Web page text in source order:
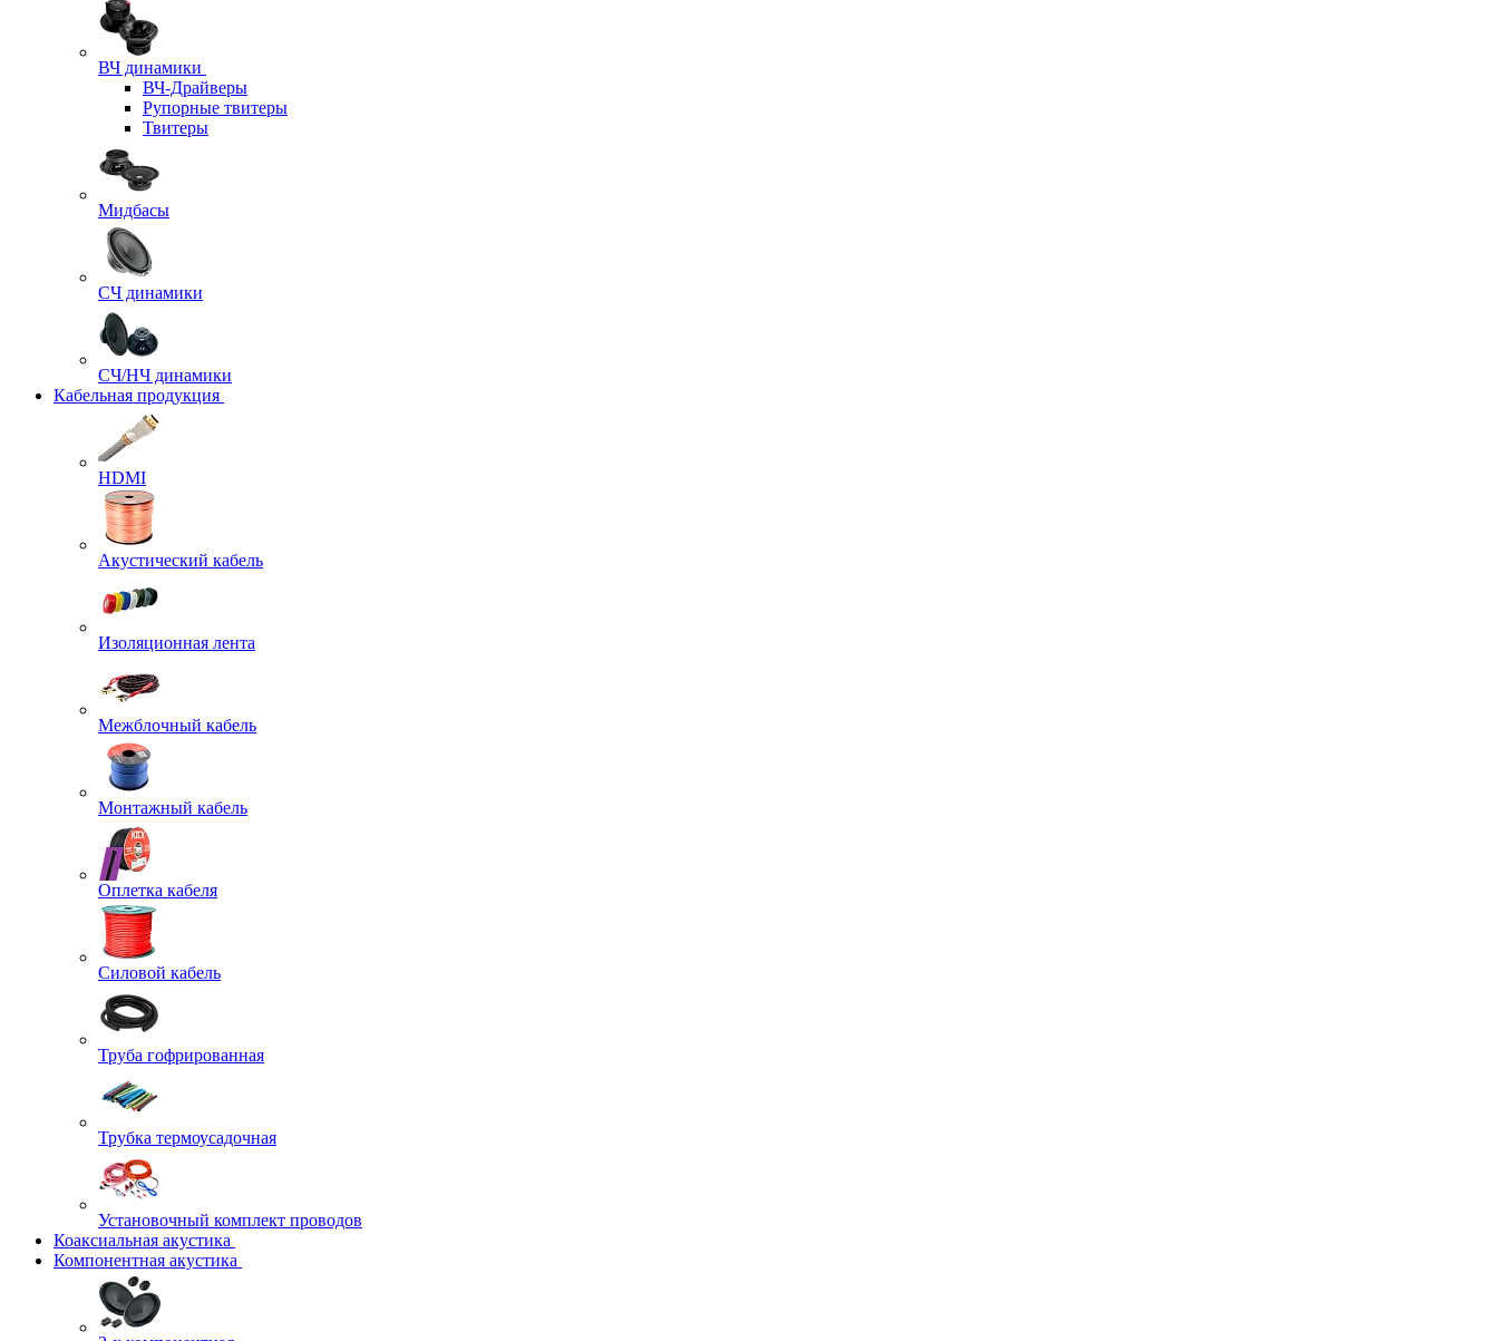
ВЧ динамики
ВЧ-Драйверы
Рупорные твитеры
Твитеры
Мидбасы
СЧ динамики
СЧ/НЧ динамики
Кабельная продукция
HDMI
Акустический кабель
Изоляционная лента
Межблочный кабель
Монтажный кабель
Оплетка кабеля
Силовой кабель
Труба гофрированная
Трубка термоусадочная
Установочный комплект проводов
Коаксиальная акустика
Компонентная акустика